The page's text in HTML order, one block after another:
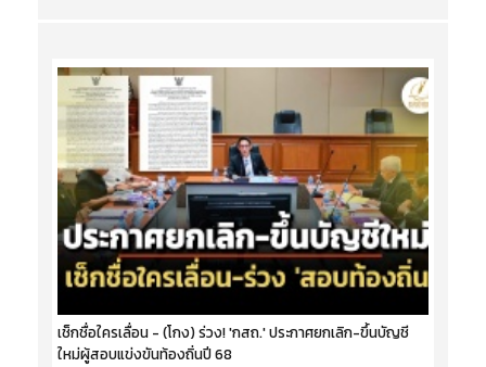
เช็กชื่อใครเลื่อน - (โกง) ร่วง! 'กสถ.' ประกาศยกเลิก-ขึ้นบัญชี
ใหม่ผู้สอบแข่งขันท้องถิ่นปี 68